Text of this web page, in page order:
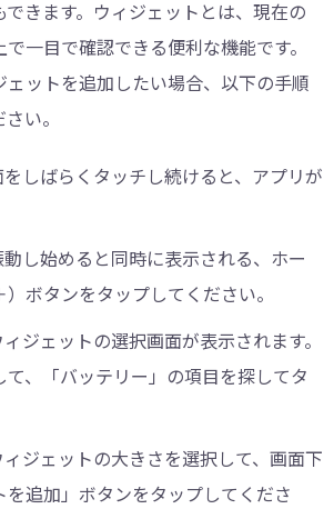
きます。ウィジェットとは、現在の
一目で確認できる便利な機能です。
ットを追加したい場合、以下の手順
い。
しばらくタッチし続けると、アプリが
し始めると同時に表示される、ホー
ボタンをタップしてください。
ジェットの選択画面が表示されます。
、「バッテリー」の項目を探してタ
ジェットの大きさを選択して、画面下
追加」ボタンをタップしてくださ